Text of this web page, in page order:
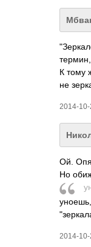
К тому
не
2014-
Ой.
Но
2014-